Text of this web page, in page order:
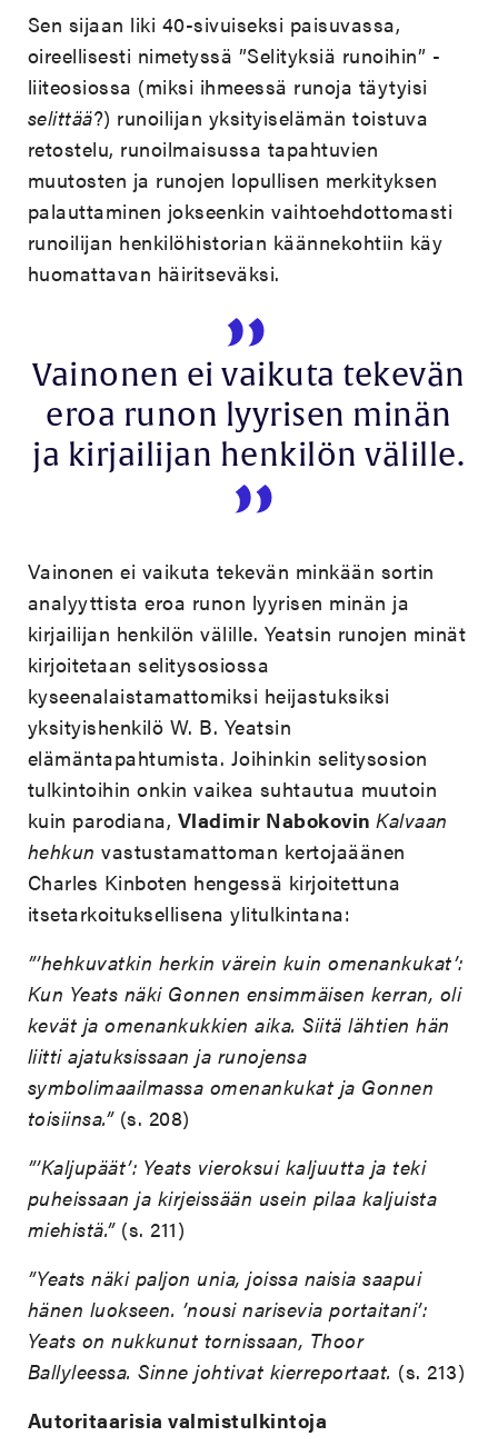
Sen sijaan liki 40-sivuiseksi paisuvassa,
oireellisesti nimetyssä ”Selityksiä runoihin” -
liiteosiossa (miksi ihmeessä runoja täytyisi
selittää?) runoilijan yksityiselämän toistuva
retostelu, runoilmaisussa tapahtuvien
muutosten ja runojen lopullisen merkityksen
palauttaminen jokseenkin vaihtoehdottomasti
runoilijan henkilöhistorian käännekohtiin käy
huomattavan häiritseväksi.
Vainonen ei vaikuta tekevän
eroa runon lyyrisen minän
ja kirjailijan henkilön välille.
Vainonen ei vaikuta tekevän minkään sortin
analyyttista eroa runon lyyrisen minän ja
kirjailijan henkilön välille. Yeatsin runojen minät
kirjoitetaan selitysosiossa
kyseenalaistamattomiksi heijastuksiksi
yksityishenkilö W. B. Yeatsin
elämäntapahtumista. Joihinkin selitysosion
tulkintoihin onkin vaikea suhtautua muutoin
kuin parodiana, Vladimir NabokovinKalvaan
hehkunvastustamattoman kertojaäänen
Charles Kinboten hengessä kirjoitettuna
itsetarkoituksellisena ylitulkintana:
”’hehkuvatkin herkin värein kuin omenankukat’:
Kun Yeats näki Gonnen ensimmäisen kerran, oli
kevät ja omenankukkien aika. Siitä lähtien hän
liitti ajatuksissaan ja runojensa
symbolimaailmassa omenankukat ja Gonnen
toisiinsa.” (s. 208)
”’Kaljupäät’: Yeats vieroksui kaljuutta ja teki
puheissaan ja kirjeissään usein pilaa kaljuista
miehistä.” (s. 211)
”Yeats näki paljon unia, joissa naisia saapui
hänen luokseen. ’nousi narisevia portaitani’:
Yeats on nukkunut tornissaan, Thoor
Ballyleessa. Sinne johtivat kierreportaat. (s. 213)
Autoritaarisia valmistulkintoja